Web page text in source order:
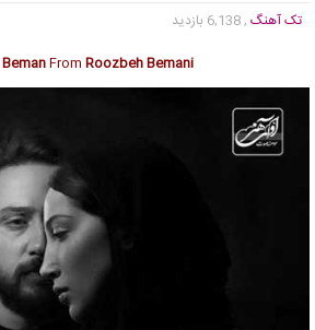
تک آهنگ , 6,138 بازدید
BemanFrom Roozbeh Bemani